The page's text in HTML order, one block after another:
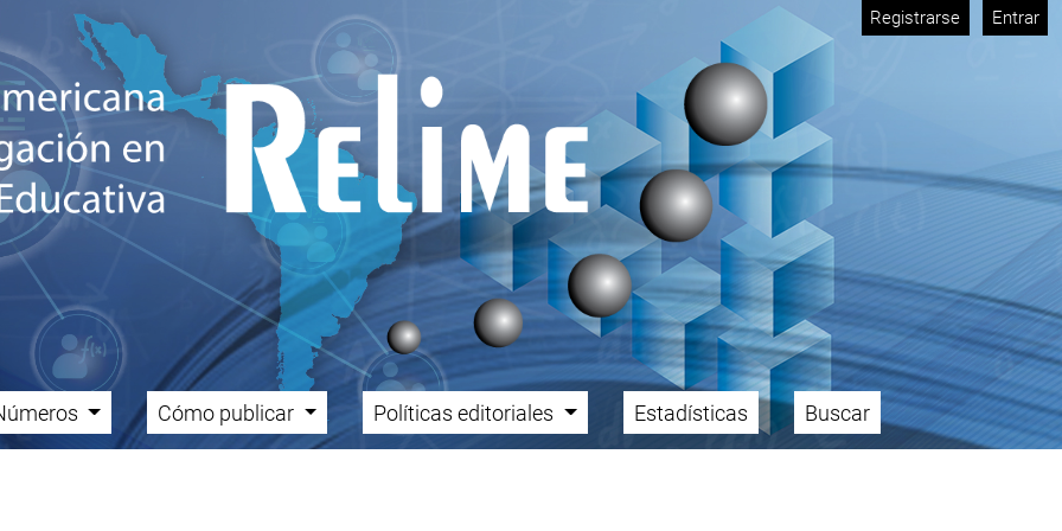
Registrarse Entrar
Cómo publicar Políticas editoriales Estadísticas Buscar